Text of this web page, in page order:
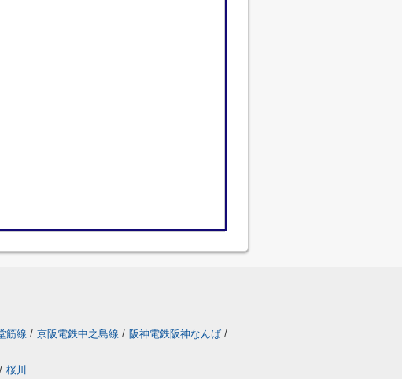
筋線 / 京阪電鉄中之島線 / 阪神電鉄阪神なんば /
/ 桜川